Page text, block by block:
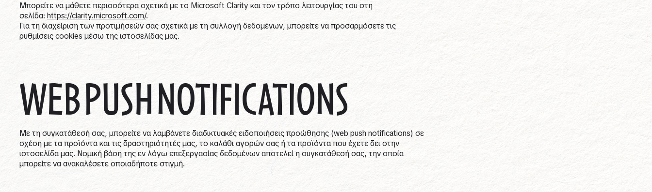
Μπορείτε να μάθετε περισσότερα σχετικά με το Microsoft Clarity και τον τρόπο λειτουργίας του στη
σελίδα: https://clarity.microsoft.com/.
Για τη διαχείριση των προτιμήσεών σας σχετικά με τη συλλογή δεδομένων, μπορείτε να προσαρμόσετε τις
ρυθμίσεις cookies μέσω της ιστοσελίδας μας.
WEB PUSH NOTIFICATIONS
Με τη συγκατάθεσή σας, μπορείτε να λαμβάνετε διαδικτυακές ειδοποιήσεις προώθησης (web push notifications) σε
σχέση με τα προϊόντα και τις δραστηριότητές μας, το καλάθι αγορών σας ή τα προϊόντα που έχετε δει στην
ιστοσελίδα μας. Νομική βάση της εν λόγω επεξεργασίας δεδομένων αποτελεί η συγκατάθεσή σας, την οποία
μπορείτε να ανακαλέσετε οποιαδήποτε στιγμή.